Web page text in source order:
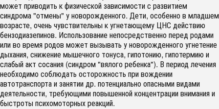
может приводить к физической зависимости с развитием
синдрома "отмены" у новорожденного. Дети, особенно в младшем
возрасте, очень чувствительны к угнетающему ЦНС действию
бензодиазепинов. Использование непосредственно перед родами
или во время родов может вызывать у новорожденного угнетение
дыхания, снижение мышечного тонуса, гипотонию, гипотермию и
слабый акт сосания (синдром "вялого ребенка"). В период лечения
необходимо соблюдать осторожность при вождении
автотранспорта и занятии др. потенциально опасными видами
деятельности, требующими повышенной концентрации внимания и
быстроты психомоторных реакций.